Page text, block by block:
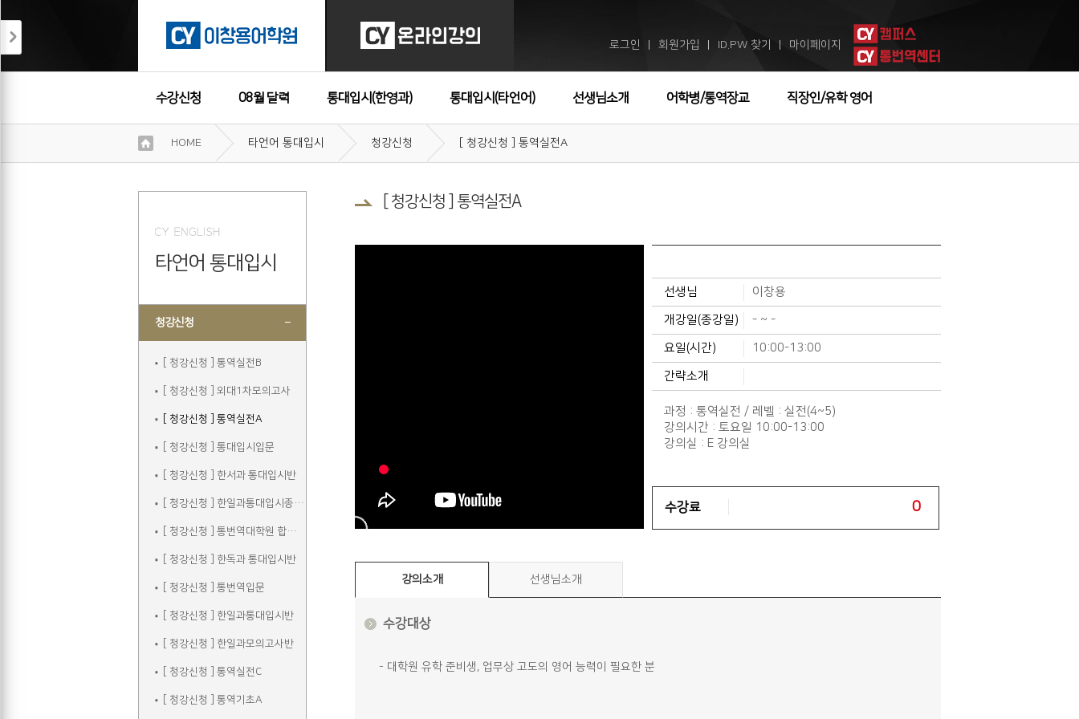
로그인 회원가입 ID.PW 찾기 마이페이지
수강신청 08월 달력 통대입시(한영과) 통대입시(타언어) 선생님소개 어학병/통역장교 직장인/유학 영어
수강후기
약
HOME 타언어 통대입시 청강신청 [ 청강신청 ] 통역실전A
타언어 통대입시
청강신청
[ 청강신청 ] 통역실전B
[ 청강신청 ] 외대1차모의고사
[ 청강신청 ] 통역실전A
[ 청강신청 ] 통대입시입문
[ 청강신청 ] 한서과 통대입시반
[ 청강신청 ] 한일과통대입시종합반
[ 청강신청 ] 통번역대학원 합격자 선행학습
[ 청강신청 ] 한독과 통대입시반
[ 청강신청 ] 통번역입문
[ 청강신청 ] 한일과통대입시반
[ 청강신청 ] 한일과모의고사반
[ 청강신청 ] 통역실전C
[ 청강신청 ] 통역기초A
[ 청강신청 ] 통역실전A
선생님 이창용
개강일(종강일) - ~ -
요일(시간) 10:00-13:00
간략소개
과정 : 통역실전 / 레벨 : 실전(4~5)
강의시간 : 토요일 10:00-13:00
강의실 : E 강의실
수강료 0
강의소개 선생님소개
수강대상
- 대학원 유학 준비생, 업무상 고도의 영어 능력이 필요한 분